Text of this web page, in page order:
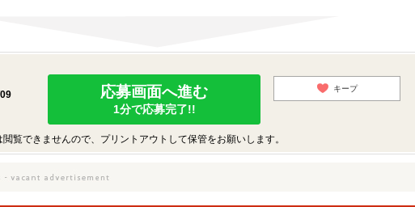
応募画面へ進む
1分で応募完了!!
キープ
覧できませんので、プリントアウトして保管をお願いします。